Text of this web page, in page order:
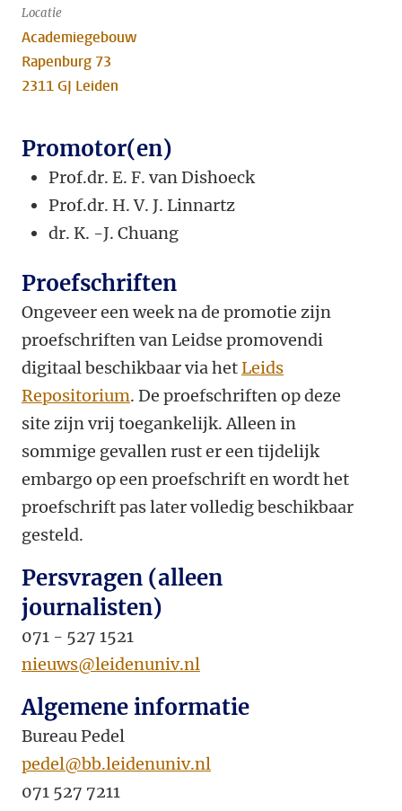
Locatie
Academiegebouw
Rapenburg 73
2311 GJ Leiden
Promotor(en)
Prof.dr. E. F. van Dishoeck
Prof.dr. H. V. J. Linnartz
dr. K. -J. Chuang
Proefschriften
Ongeveer een week na de promotie zijn
proefschriften van Leidse promovendi
digitaal beschikbaar via hetLeids
Repositorium. De proefschriften op deze
site zijn vrij toegankelijk. Alleen in
sommige gevallen rust er een tijdelijk
embargo op een proefschrift en wordt het
proefschrift pas later volledig beschikbaar
gesteld.
Persvragen (alleen
journalisten)
071 - 527 1521
nieuws@leidenuniv.nl
Algemene informatie
Bureau Pedel
pedel@bb.leidenuniv.nl
071 527 7211